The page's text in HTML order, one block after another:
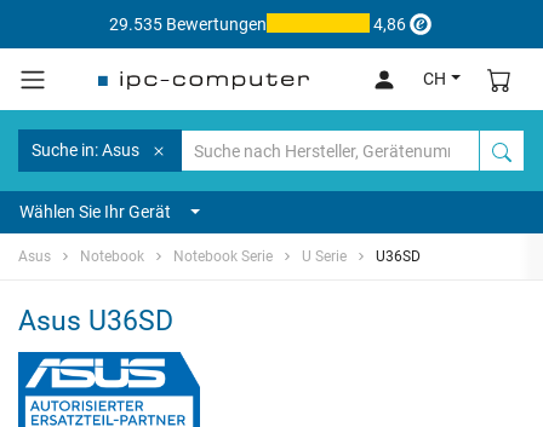
29.535 Bewertungen 4,86
CH
Suche in: Asus
Wählen Sie Ihr Gerät
Asus Notebook Notebook Serie U Serie U36SD
Asus U36SD